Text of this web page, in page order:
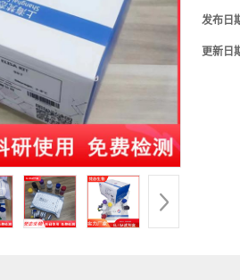
发布日
更新日